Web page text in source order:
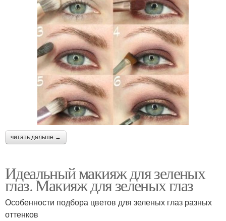
читать дальше →
Идеальный макияж для зеленых
глаз. Макияж для зеленых глаз
Особенности подбора цветов для зеленых глаз разных
оттенков